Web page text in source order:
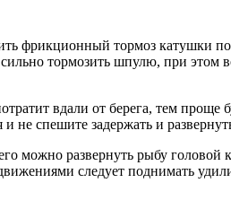
фрикционный тормоз катушки
тормозить шпулю, при этом
вдали от берега, тем проще
не спешите задержать и
можно развернуть рыбу головой
следует поднимать